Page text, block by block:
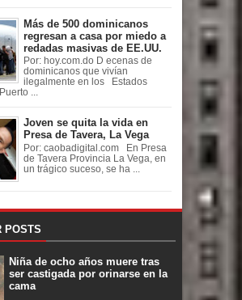
Más de 500 dominicanos
regresan a casa por miedo a
redadas masivas de EE.UU.
Por: hoy.com.do D ecenas de
dominicanos que vivían
ilegalmente en los Estados
...
Joven se quita la vida en
Presa de Tavera, La Vega
Por: caobadigital.com En Presa
de Tavera Provincia La Vega, en
un trágico suceso, se ha ...
POSTS
Niña de ocho años muere tras
ser castigada por orinarse en la
cama